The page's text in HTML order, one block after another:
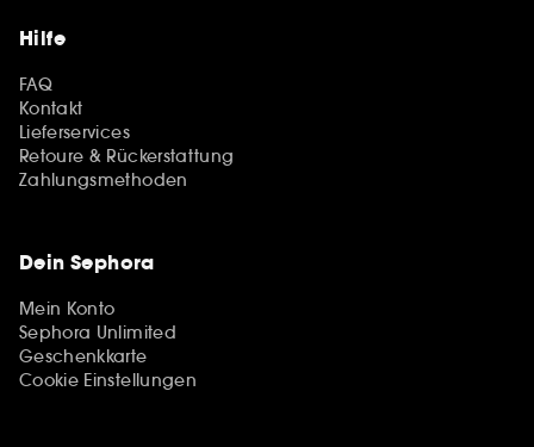
Hilfe
FAQ
Kontakt
Lieferservices
Retoure & Rückerstattung
Zahlungsmethoden
Dein Sephora
Mein Konto
Sephora Unlimited
Geschenkkarte
Cookie Einstellungen